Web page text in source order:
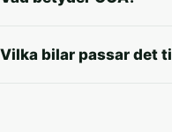
Vilka bilar passar det